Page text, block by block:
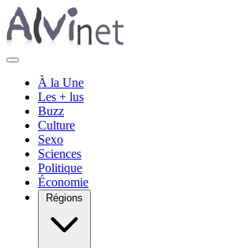
À la Une
Les + lus
Buzz
Culture
Sexo
Sciences
Politique
Économie
Régions